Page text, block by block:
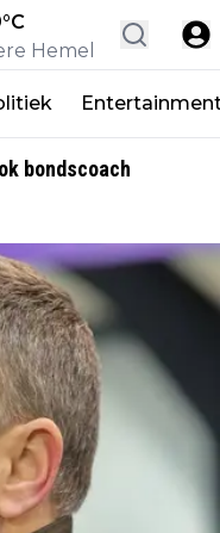
°C
Hemel
bondscoach